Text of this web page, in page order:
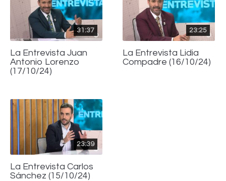
31:37
La Entrevista Juan
Antonio Lorenzo
(17/10/24)
23:25
La Entrevista Lidia
Compadre (16/10/24)
23:39
La Entrevista Carlos
Sánchez (15/10/24)